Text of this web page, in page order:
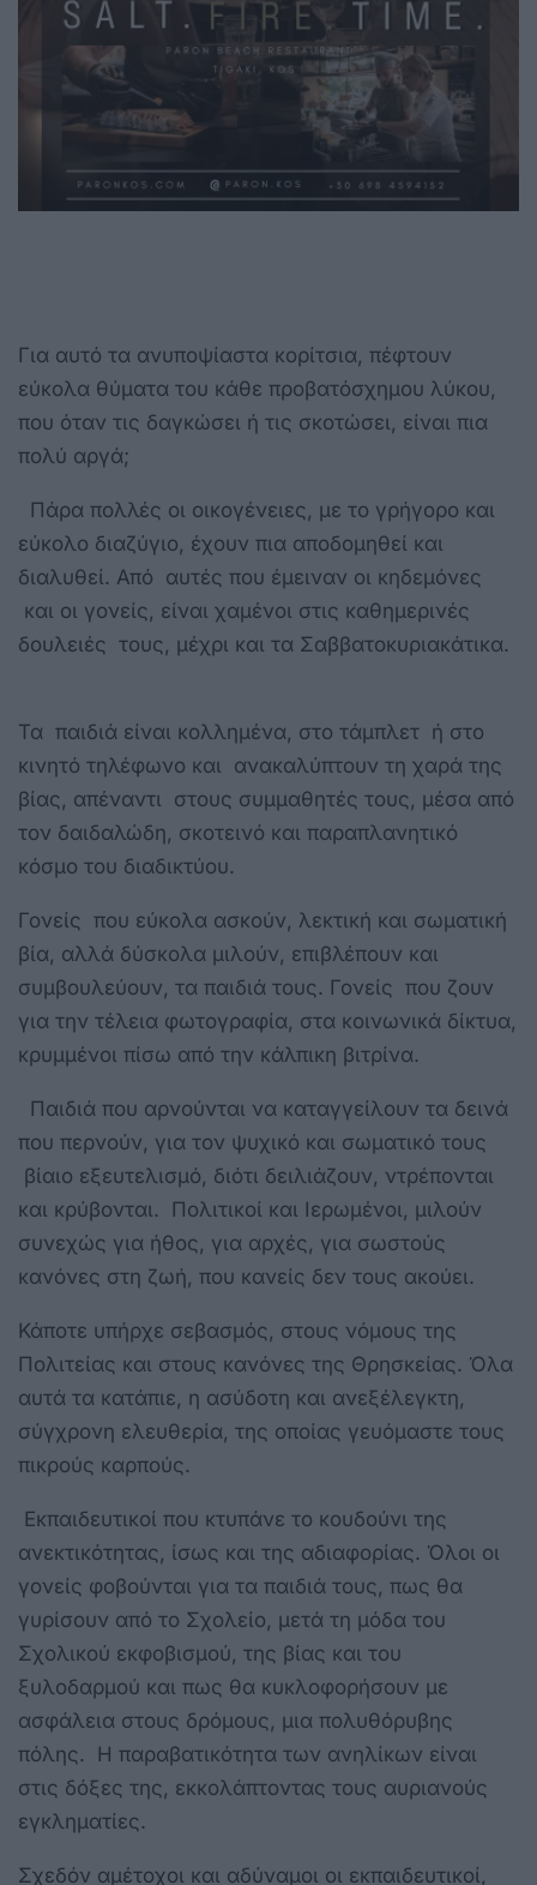
Για αυτό τα ανυποψίαστα κορίτσια, πέφτουν
εύκολα θύματα του κάθε προβατόσχημου λύκου,
που όταν τις δαγκώσει ή τις σκοτώσει, είναι πια
πολύ αργά;
Πάρα πολλές οι οικογένειες, με το γρήγορο και
εύκολο διαζύγιο, έχουν πια αποδομηθεί και
διαλυθεί. Από αυτές που έμειναν οι κηδεμόνες
και οι γονείς, είναι χαμένοι στις καθημερινές
δουλειές τους, μέχρι και τα Σαββατοκυριακάτικα.
Τα παιδιά είναι κολλημένα, στο τάμπλετ ή στο
κινητό τηλέφωνο και ανακαλύπτουν τη χαρά της
βίας, απέναντι στους συμμαθητές τους, μέσα από
τον δαιδαλώδη, σκοτεινό και παραπλανητικό
κόσμο του διαδικτύου.
Γονείς που εύκολα ασκούν, λεκτική και σωματική
βία, αλλά δύσκολα μιλούν, επιβλέπουν και
συμβουλεύουν, τα παιδιά τους. Γονείς που ζουν
για την τέλεια φωτογραφία, στα κοινωνικά δίκτυα,
κρυμμένοι πίσω από την κάλπικη βιτρίνα.
Παιδιά που αρνούνται να καταγγείλουν τα δεινά
που περνούν, για τον ψυχικό και σωματικό τους
βίαιο εξευτελισμό, διότι δειλιάζουν, ντρέπονται
και κρύβονται. Πολιτικοί και Ιερωμένοι, μιλούν
συνεχώς για ήθος, για αρχές, για σωστούς
κανόνες στη ζωή, που κανείς δεν τους ακούει.
Κάποτε υπήρχε σεβασμός, στους νόμους της
Πολιτείας και στους κανόνες της Θρησκείας. Όλα
αυτά τα κατάπιε, η ασύδοτη και ανεξέλεγκτη,
σύγχρονη ελευθερία, της οποίας γευόμαστε τους
πικρούς καρπούς.
Εκπαιδευτικοί που κτυπάνε το κουδούνι της
ανεκτικότητας, ίσως και της αδιαφορίας. Όλοι οι
γονείς φοβούνται για τα παιδιά τους, πως θα
γυρίσουν από το Σχολείο, μετά τη μόδα του
Σχολικού εκφοβισμού, της βίας και του
ξυλοδαρμού και πως θα κυκλοφορήσουν με
ασφάλεια στους δρόμους, μια πολυθόρυβης
πόλης. Η παραβατικότητα των ανηλίκων είναι
στις δόξες της, εκκολάπτοντας τους αυριανούς
εγκληματίες.
Σχεδόν αμέτοχοι και αδύναμοι οι εκπαιδευτικοί,